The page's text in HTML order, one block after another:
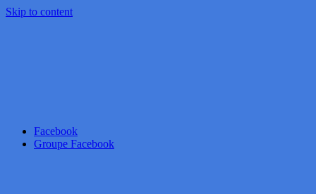
Skip to content
Facebook
Groupe Facebook